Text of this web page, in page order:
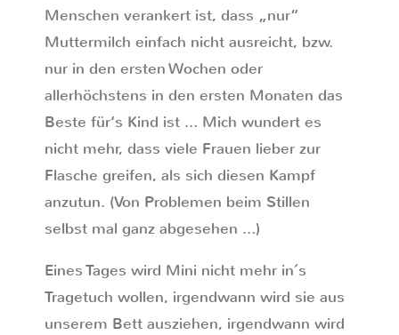
Menschen verankert ist, dass „nur“
Muttermilch einfach nicht ausreicht, bzw.
nur in den ersten Wochen oder
allerhöchstens in den ersten Monaten das
Beste für‘s Kind ist … Mich wundert es
nicht mehr, dass viele Frauen lieber zur
Flasche greifen, als sich diesen Kampf
anzutun. (Von Problemen beim Stillen
selbst mal ganz abgesehen …)
Eines Tages wird Mini nicht mehr in´s
Tragetuch wollen, irgendwann wird sie aus
unserem Bett ausziehen, irgendwann wird